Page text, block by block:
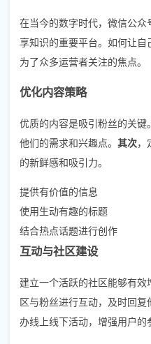
在当今的数字时代，微信公
享知识的重要平台。如何让
为了众多运营者关注的焦点。
优化内容策略
优质的内容是吸引粉丝的关键。
他们的需求和兴趣点。 其次，
的新鲜感和吸引力。
提供有价值的信息
使用生动有趣的标题
结合热点话题进行创作
互动与社区建设
建立一个活跃的社区能够有效
区与粉丝进行互动，及时回复
办线上线下活动，增强用户的